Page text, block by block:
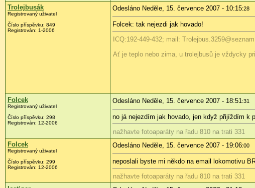
Trolejbusák
Registrovaný uživatel
Číslo příspěvku: 849
Registrován: 1-2006
Odesláno Neděle, 15. července 2007 - 10:15:28
Folcek: tak nejezdi jak hovado!
ICQ:192-449-432; mail:
Ať je teplo nebo zima, u trolejbusů je vždycky
Folcek
Registrovaný uživatel
Číslo příspěvku: 298
Registrován: 12-2006
Odesláno Neděle, 15. července 2007 - 18:51 :31
no já nejezdím jak hovado, jen když přijíždím k
nažhavte fotoaparáty na řadu 810 na trati 331
Folcek
Registrovaný uživatel
Číslo příspěvku: 299
Registrován: 12-2006
Odesláno Neděle, 15. července 2007 - 19:06:00
neposlali byste mi někdo na email lokomotivu
nažhavte fotoaparáty na řadu 810 na trati 331